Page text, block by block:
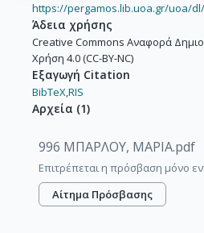
https://pergamos.lib.uoa.gr/uoa/
Άδεια χρήσης
Creative Commons Αναφορά
Χρήση 4.0 (CC-BY-NC)
Εξαγωγή Citation
BibTeX,RIS
Αρχεία (1)
996 ΜΠΑΡΛΟΥ, ΜΑΡΙΑ.pdf
Επιτρέπεται η πρόσβαση μόνο
Αίτημα Πρόσβασης